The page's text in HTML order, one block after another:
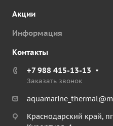
Акции
Информация
Контакты
+7 988 415-13-13
Заказать звонок
Краснодарский край,